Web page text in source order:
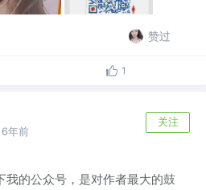
赞过
1
6年前
关注
我的公众号，是对作者最大的鼓